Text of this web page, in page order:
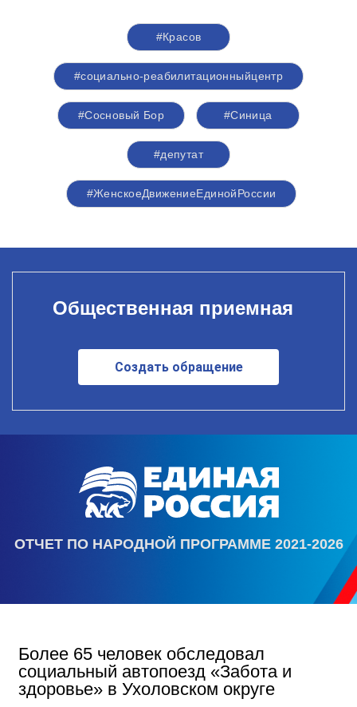
#Красов
#социально-реабилитационныйцентр
#Сосновый Бор #Синица
#депутат
#ЖенскоеДвижениеЕдинойРоссии
Общественная приемная
Создать обращение
ОТЧЕТ ПО НАРОДНОЙ ПРОГРАММЕ 2021-2026
Более 65 человек обследовал
социальный автопоезд «Забота и
здоровье» в Ухоловском округе